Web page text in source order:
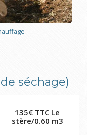
séchage)
135€ TTC Le
stère/0.60 m3